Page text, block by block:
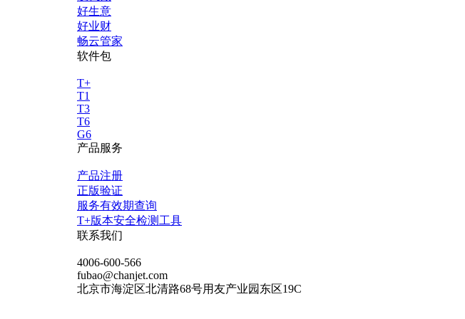
好生意
好业财
畅云管家
软件包
T+
T1
T3
T6
G6
产品服务
产品注册
正版验证
服务有效期查询
T+版本安全检测工具
联系我们
4006-600-566
fubao@chanjet.com
北京市海淀区北清路68号用友产业园东区19C